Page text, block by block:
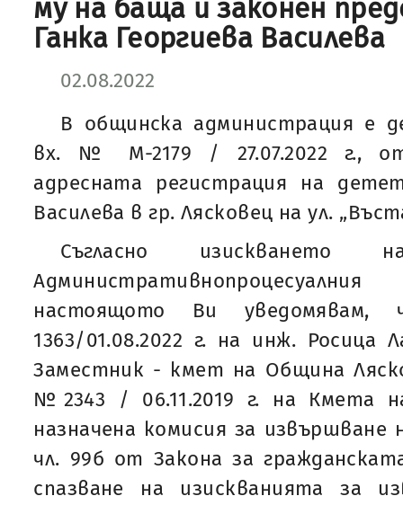
му на баща и законен
Ганка Георгиева Василева
02.08.2022
В общинска администрация е
вх. № М-2179 / 27.07.2022 г.,
адресната регистрация на
Василева в гр. Лясковец на ул.
Съгласно
настоящото Ви
1363/01.08.2022 г. на инж. Росица
Заместник - кмет на Община
№2343 / 06.11.2019 г. на Кмета
назначена комисия за извършване
чл. 99б от Закона за
спазване на изискванията за